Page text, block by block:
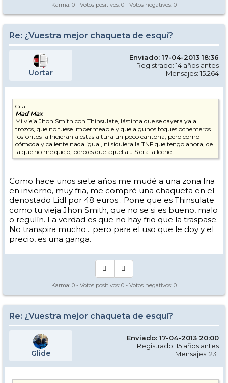
Karma: 0 - Votos positivos: 0 - Votos negativos: 0
Re: ¿Vuestra mejor chaqueta de esquí?
Uortar
Enviado: 17-04-2013 18:36
Registrado: 14 años antes
Mensajes: 15.264
Cita
Mad Max
Mi vieja Jhon Smith con Thinsulate, lástima que se cayera ya a
trozos, que no fuese impermeable y que algunos toques ochenteros
fosforitos la hicieran a estas altura un poco cantona, pero como
cómoda y caliente nada igual, ni siquiera la TNF que tengo ahora, de
la que no me quejo, pero es que aquella J S era la leche.
Como hace unos siete años me mudé a una zona fria
en invierno, muy fria, me compré una chaqueta en el
denostado Lidl por 48 euros . Pone que es Thinsulate
como tu vieja Jhon Smith, que no se si es bueno, malo
o regulín. La verdad es que no hay frio que la traspase.
No transpira mucho... pero para el uso que le doy y el
precio, es una ganga.
Karma: 0 - Votos positivos: 0 - Votos negativos: 0
Re: ¿Vuestra mejor chaqueta de esquí?
Glide
Enviado: 17-04-2013 20:00
Registrado: 15 años antes
Mensajes: 231